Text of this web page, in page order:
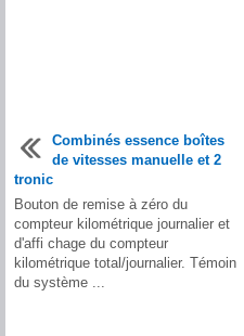
Combinés essence boîtes
de vitesses manuelle et 2
tronic
Bouton de remise à zéro du
compteur kilométrique journalier et
d'affi chage du compteur
kilométrique total/journalier. Témoin
du système ...